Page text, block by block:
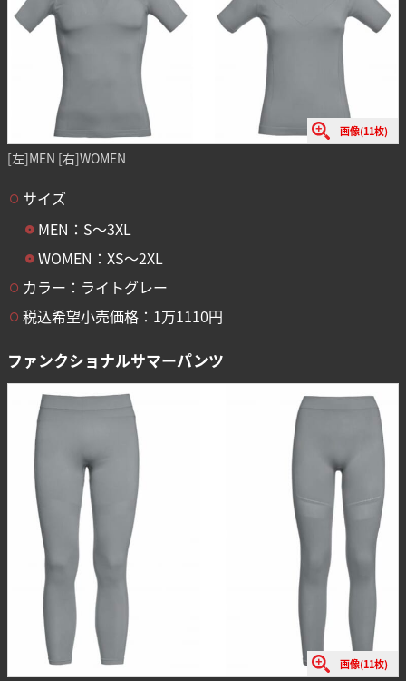
画像(11枚)
[左]MEN [右]WOMEN
サイズ
MEN：S〜3XL
WOMEN：XS〜2XL
カラー：ライトグレー
税込希望小売価格：1万1110円
ファンクショナルサマーパンツ
画像(11枚)